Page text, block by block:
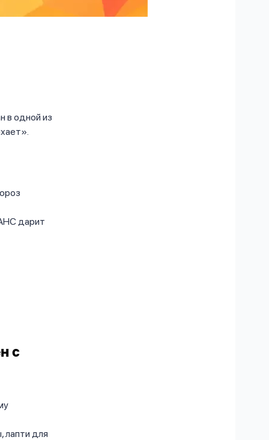
в одной из
с
лапти для